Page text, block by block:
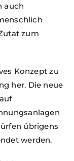
auch
zum
Konzept zu
her. Die neue
übrigens
werden.